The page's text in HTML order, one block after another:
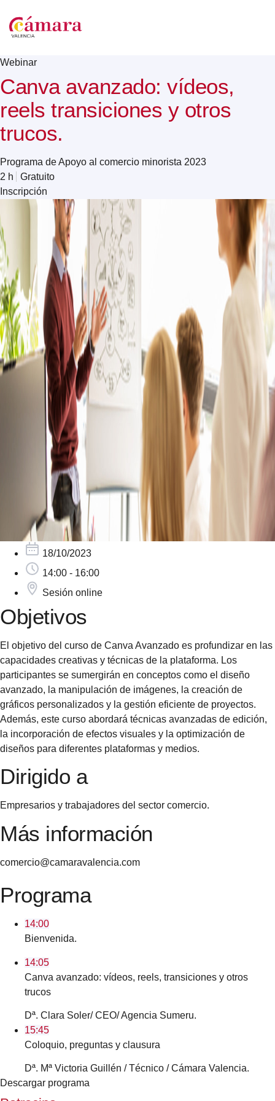
Webinar
Canva avanzado: vídeos,
reels transiciones y otros
trucos.
Programa de Apoyo al comercio minorista 2023
2 h
Gratuito
Inscripción
18/10/2023
14:00 - 16:00
Sesión online
Objetivos
El objetivo del curso de Canva Avanzado es profundizar en las
capacidades creativas y técnicas de la plataforma. Los
participantes se sumergirán en conceptos como el diseño
avanzado, la manipulación de imágenes, la creación de
gráficos personalizados y la gestión eficiente de proyectos.
Además, este curso abordará técnicas avanzadas de edición,
la incorporación de efectos visuales y la optimización de
diseños para diferentes plataformas y medios.
Dirigido a
Empresarios y trabajadores del sector comercio.
Más información
comercio@camaravalencia.com
Programa
14:00
Bienvenida.
14:05
Canva avanzado: vídeos, reels, transiciones y otros
trucos
Dª. Clara Soler/ CEO/ Agencia Sumeru.
15:45
Coloquio, preguntas y clausura
Dª. Mª Victoria Guillén / Técnico / Cámara Valencia.
Descargar programa